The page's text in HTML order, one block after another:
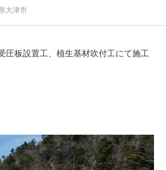
大津市
板設置工、植生基材吹付工にて施工